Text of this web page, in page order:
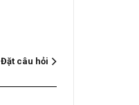
Đặt câu hỏi